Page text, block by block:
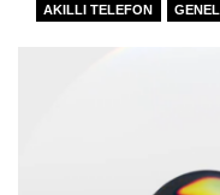
AKILLI TELEFON GENEL